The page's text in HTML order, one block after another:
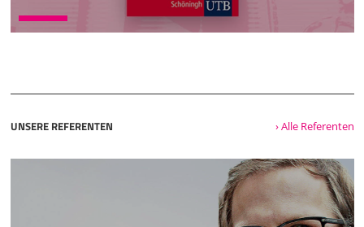
UNSERE REFERENTEN › Alle Referenten